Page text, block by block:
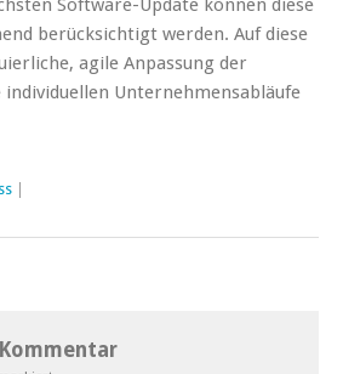
Software-Update können diese
berücksichtigt werden. Auf diese
agile Anpassung der
individuellen Unternehmensabläufe